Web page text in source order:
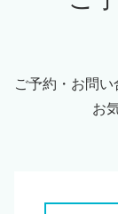
ご予約・お問い
お